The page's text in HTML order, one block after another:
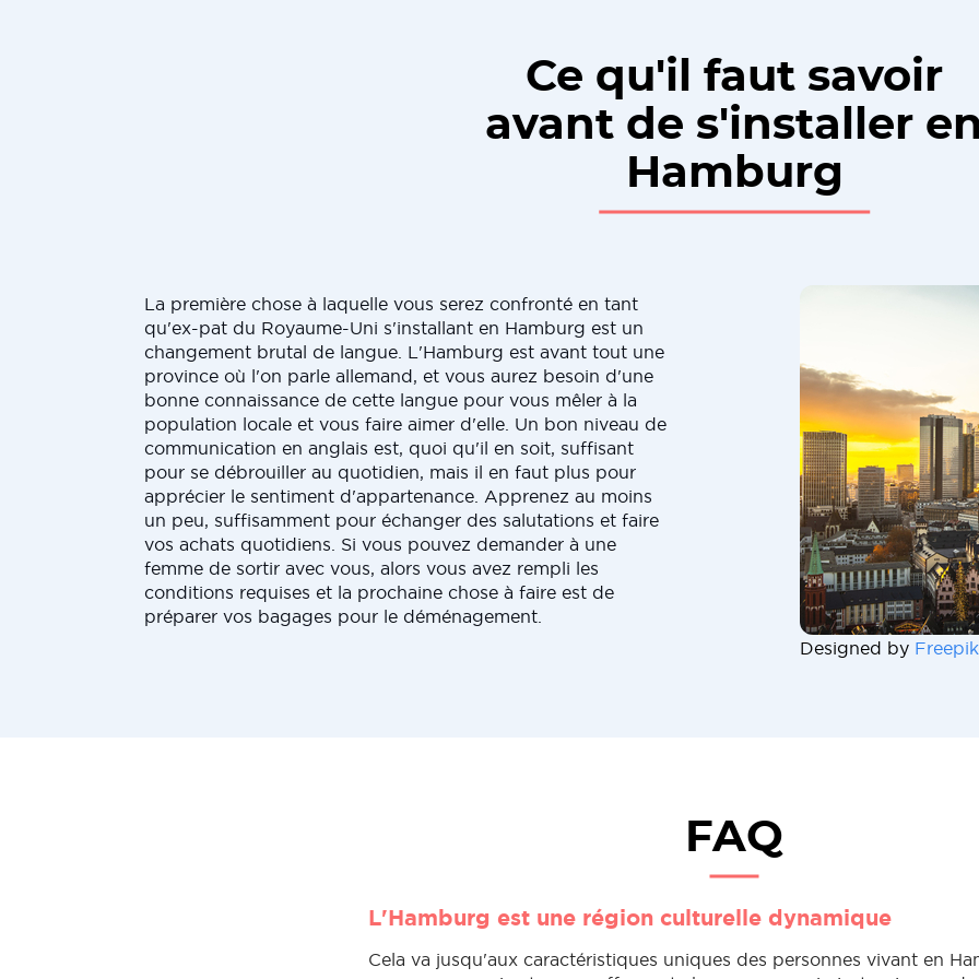
Ce qu'il faut savoir
avant de s'installer
Hamburg
La première chose à laquelle vous serez confronté en tant
qu'ex-pat du Royaume-Uni s'installant en Hamburg est un
changement brutal de langue. L'Hamburg est avant tout une
province où l'on parle allemand, et vous aurez besoin d'une
bonne connaissance de cette langue pour vous mêler à la
population locale et vous faire aimer d'elle. Un bon niveau de
communication en anglais est, quoi qu'il en soit, suffisant
pour se débrouiller au quotidien, mais il en faut plus pour
apprécier le sentiment d'appartenance. Apprenez au moins
un peu, suffisamment pour échanger des salutations et faire
vos achats quotidiens. Si vous pouvez demander à une
femme de sortir avec vous, alors vous avez rempli les
conditions requises et la prochaine chose à faire est de
préparer vos bagages pour le déménagement.
Designed by Freepik
FAQ
L'Hamburg est une région culturelle dynamique
Cela va jusqu'aux caractéristiques uniques des personnes vivant en